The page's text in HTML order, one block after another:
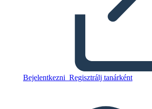
Bejelentkezni Regisztrálj tanárként
la Meseta
ezt a forgatókönyvet